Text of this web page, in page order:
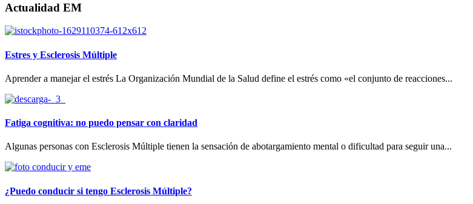
Actualidad EM
Estres y Esclerosis Múltiple
Aprender a manejar el estrés La Organización Mundial de la Salud define el estrés como «el conjunto de reacciones...
Fatiga cognitiva: no puedo pensar con claridad
Algunas personas con Esclerosis Múltiple tienen la sensación de abotargamiento mental o dificultad para seguir una...
¿Puedo conducir si tengo Esclerosis Múltiple?